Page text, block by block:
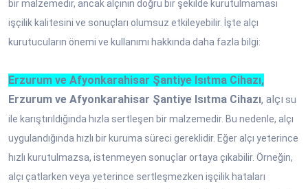
bir malzemedir, ancak alçının doğru bir şekilde kurutulmaması
işçilik kalitesini ve sonuçları olumsuz etkileyebilir. İşte alçı
kurutucuların önemi ve kullanımı hakkında daha fazla bilgi:
Erzurum ve Afyonkarahisar Şantiye Isıtma Cihazı,
Erzurum ve Afyonkarahisar Şantiye Isıtma Cihazı, alçı su
ile karıştırıldığında hızla sertleşen bir malzemedir. Bu nedenle, alçı
uygulandığında hızlı bir kuruma süreci gereklidir. Eğer alçı yeterince
hızlı kurutulmazsa, istenmeyen sonuçlar ortaya çıkabilir. Örneğin,
alçı çatlarken veya yeterince sertleşmezken işçilik hataları